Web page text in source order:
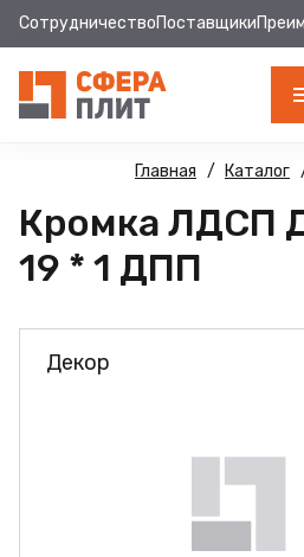
СотрудничествоПоставщики
Главная Каталог
Кромка ЛДСП
19 * 1 ДПП
Декор